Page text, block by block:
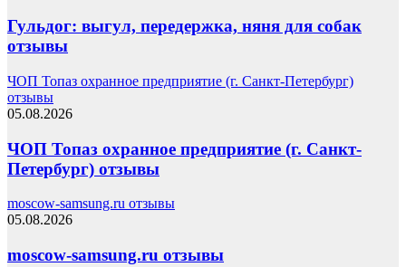
Гульдог: выгул, передержка, няня для собак
отзывы
ЧОП Топаз охранное предприятие (г. Санкт-Петербург)
отзывы
05.08.2026
ЧОП Топаз охранное предприятие (г. Санкт-
Петербург) отзывы
moscow-samsung.ru отзывы
05.08.2026
moscow-samsung.ru отзывы